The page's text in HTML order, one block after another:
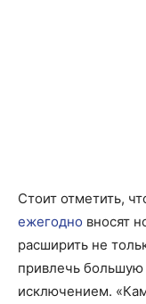
Стоит отметить,
ежегодно вносят
расширить не
привлечь большую
исключением.